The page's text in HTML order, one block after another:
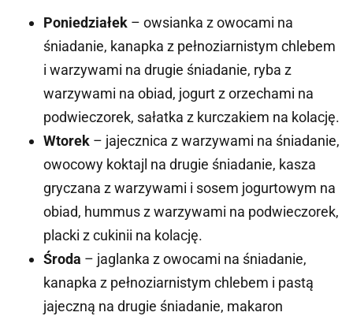
Poniedziałek – owsianka z owocami na
śniadanie, kanapka z pełnoziarnistym chlebem
i warzywami na drugie śniadanie, ryba z
warzywami na obiad, jogurt z orzechami na
podwieczorek, sałatka z kurczakiem na kolację.
Wtorek – jajecznica z warzywami na śniadanie,
owocowy koktajl na drugie śniadanie, kasza
gryczana z warzywami i sosem jogurtowym na
obiad, hummus z warzywami na podwieczorek,
placki z cukinii na kolację.
Środa – jaglanka z owocami na śniadanie,
kanapka z pełnoziarnistym chlebem i pastą
jajeczną na drugie śniadanie, makaron